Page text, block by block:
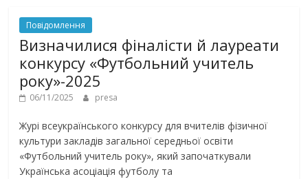
Повідомлення
Визначилися фіналісти й лауреати
конкурсу «Футбольний учитель
року»-2025
06/11/2025 presa
Журі всеукраїнського конкурсу для вчителів фізичної
культури закладів загальної середньої освіти
«Футбольний учитель року», який започаткували
Українська асоціація футболу та